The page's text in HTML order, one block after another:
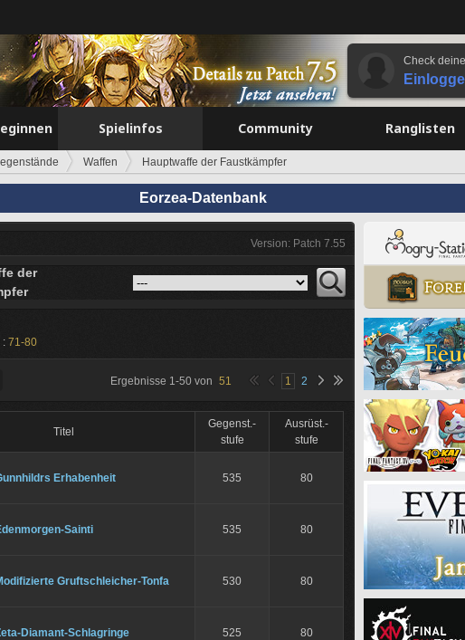
Check
Spielinfos Community Ranglisten
Waffen Hauptwaffe der Faustkämpfer
Eorzea-Datenbank
Version: Patch 7.55
der
: 71-80
Ergebnisse 1-50 von 51 1 2
Titel
Gegenst.-
stufe
Ausrüst.-
stufe
Erhabenheit 535 80
Sainti 535 80
Gruftschleicher-Tonfa 530 80
Diamant-Schlagringe 525 80